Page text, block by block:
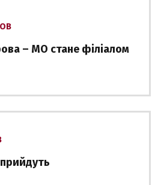
– МО стане філіалом